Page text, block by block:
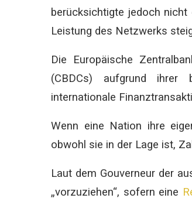
berücksichtigte jedoch nicht
Leistung des Netzwerks
Die Europäische
(CBDCs) aufgrund ihrer
internationale
Wenn eine Nation ihre
obwohl sie in der Lage ist,
Laut dem Gouverneur der
„vorzuziehen“, sofern eine